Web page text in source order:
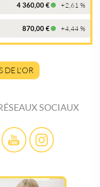
4 360,00 € +2,61 %
870,00 € +4,44 %
DE L'OR
SOCIAUX